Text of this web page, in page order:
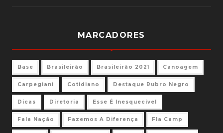
MARCADORES
Base Brasileirão Brasileirão 2021 Canoagem
Carpegiani Cotidiano Destaque Rubro Negro
Dicas Diretoria Esse É Inesquecível
Fala Nação Fazemos A Diferença Fla Camp